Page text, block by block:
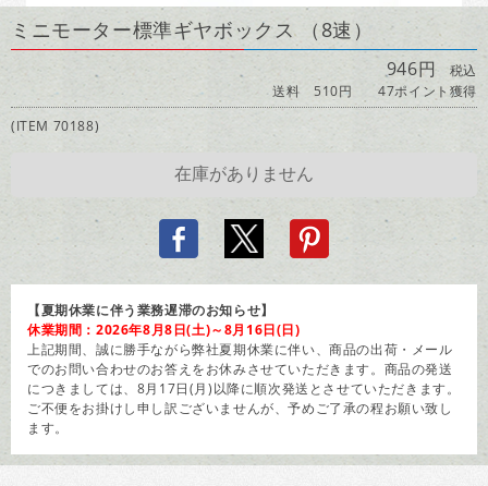
ミニモーター標準ギヤボックス （8速）
946円 税込
送料 510円
47ポイント獲得
(ITEM 70188)
【夏期休業に伴う業務遅滞のお知らせ】
休業期間：2026年8月8日(土)～8月16日(日)
上記期間、誠に勝手ながら弊社夏期休業に伴い、商品の出荷・メール
でのお問い合わせのお答えをお休みさせていただきます。商品の発送
につきましては、8月17日(月)以降に順次発送とさせていただきます。
ご不便をお掛けし申し訳ございませんが、予めご了承の程お願い致し
ます。